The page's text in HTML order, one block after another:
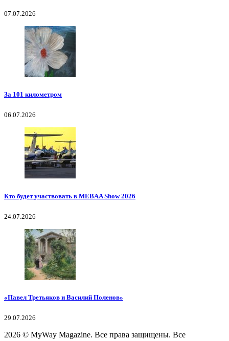
07.07.2026
За 101 километром
06.07.2026
Кто будет участвовать в MEBAA Show 2026
24.07.2026
«Павел Третьяков и Василий Поленов»
29.07.2026
2026 © MyWay Magazine. Все права защищены. Все